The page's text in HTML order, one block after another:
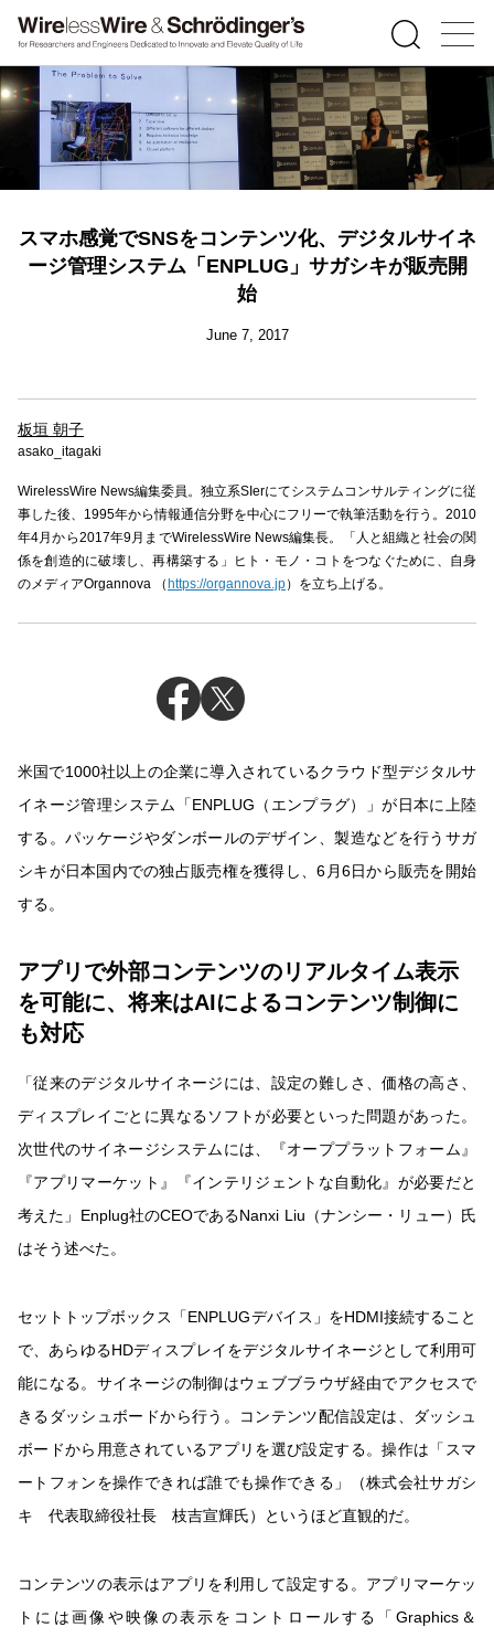
スマホ感覚でSNSをコンテンツ化、デジタルサイネ
ージ管理システム「ENPLUG」サガシキが販売開
始
June 7, 2017
板垣 朝子
asako_itagaki
WirelessWire News編集委員。独立系SIerにてシステムコンサルティングに従
事した後、1995年から情報通信分野を中心にフリーで執筆活動を行う。2010
年4月から2017年9月までWirelessWire News編集長。「人と組織と社会の関
係を創造的に破壊し、再構築する」ヒト・モノ・コトをつなぐために、自身
のメディアOrgannova （ https://organnova.jp）を立ち上げる。
米国で1000社以上の企業に導入されているクラウド型デジタルサ
イネージ管理システム「ENPLUG（エンプラグ）」が日本に上陸
する。パッケージやダンボールのデザイン、製造などを行うサガ
シキが日本国内での独占販売権を獲得し、6月6日から販売を開始
する。
アプリで外部コンテンツのリアルタイム表示
を可能に、将来はAIによるコンテンツ制御に
も対応
「従来のデジタルサイネージには、設定の難しさ、価格の高さ、
ディスプレイごとに異なるソフトが必要といった問題があった。
次世代のサイネージシステムには、『オーププラットフォーム』
『アプリマーケット』『インテリジェントな自動化』が必要だと
考えた」Enplug社のCEOであるNanxi Liu（ナンシー・リュー）氏
はそう述べた。
セットトップボックス「ENPLUGデバイス」をHDMI接続すること
で、あらゆるHDディスプレイをデジタルサイネージとして利用可
能になる。サイネージの制御はウェブブラウザ経由でアクセスで
きるダッシュボードから行う。コンテンツ配信設定は、ダッシュ
ボードから用意されているアプリを選び設定する。操作は「スマ
ートフォンを操作できれば誰でも操作できる」（株式会社サガシ
キ 代表取締役社長 枝吉宣輝氏）というほど直観的だ。
コンテンツの表示はアプリを利用して設定する。アプリマーケッ
トには画像や映像の表示をコントロールする「Graphics＆